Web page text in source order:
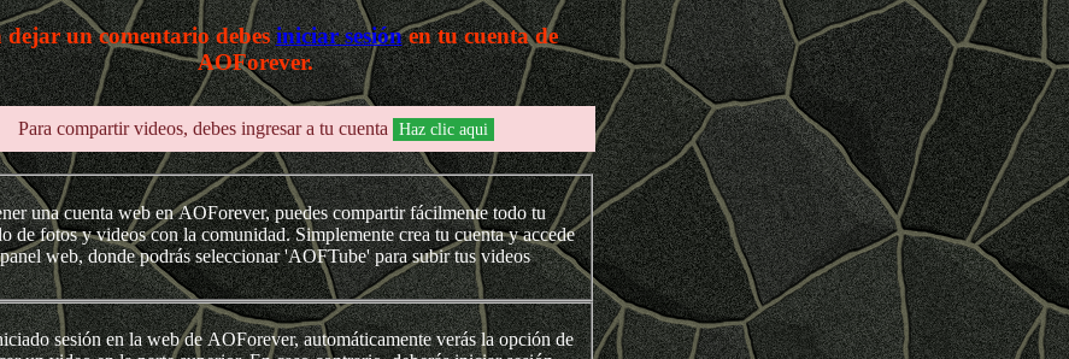
dejar un comentario debesiniciar sesiónen tu cuenta de
AOForever.
Para compartir videos, debes ingresar a tu cuenta Haz clic aqui
una cuenta web en AOForever, puedes compartir fácilmente todo tu
de fotos y videos con la comunidad. Simplemente crea tu cuenta y accede
al panel web, donde podrás seleccionar 'AOFTube' para subir tus videos
sesión en la web de AOForever, automáticamente verás la opción de